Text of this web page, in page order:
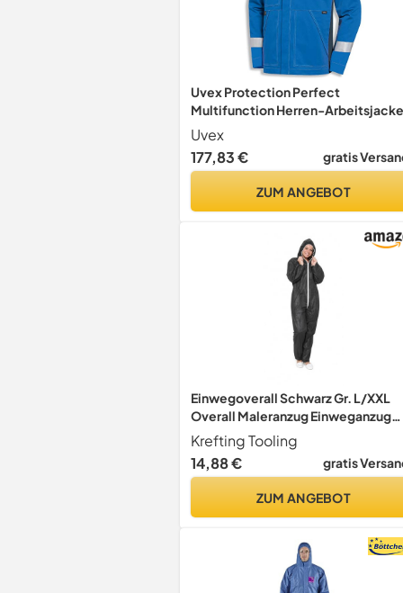
Uvex Protection Perfect
Multifunction Herren-
Blaue Männer-Bundejacke -
Multifunktionale Schutzbekleidung
64/66
Uvex
177,83 €
gratis
ZUM ANGEBOT
Einwegoverall Schwarz Gr. L/XXL
Overall Maleranzug Einweganzug
Schutzbekleidung Schutzanzug L 5
Stück
Krefting Tooling
14,88 €
gratis
ZUM ANGEBOT